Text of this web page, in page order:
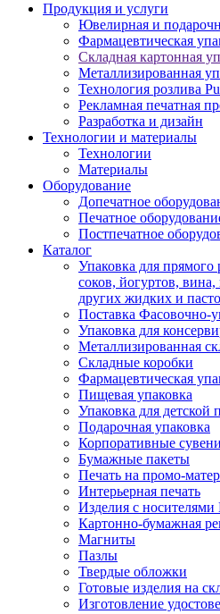
Продукция и услуги
Ювелирная и
Фармацевтическая
Складная картонная
Металлизированная
Технология розлива
Рекламная печатная
Разработка и дизайн
Технологии и материалы
Технологии
Материалы
Оборудование
Допечатное
Печатное
Постпечатное
Каталог
Упаковка для прямого
соков, йогуртов,
других жидких и
Поставка Фасовочно-
Упаковка для
Металлизированная
Складные коробки
Фармацевтическая
Пищевая упаковка
Упаковка для детской
Подарочная упаковка
Корпоративные
Бумажные пакеты
Печать на промо-
Интерьерная печать
Изделия с носителями
Картонно-бумажная
Магниты
Пазлы
Твердые обложки
Готовые изделия на
Изготовление